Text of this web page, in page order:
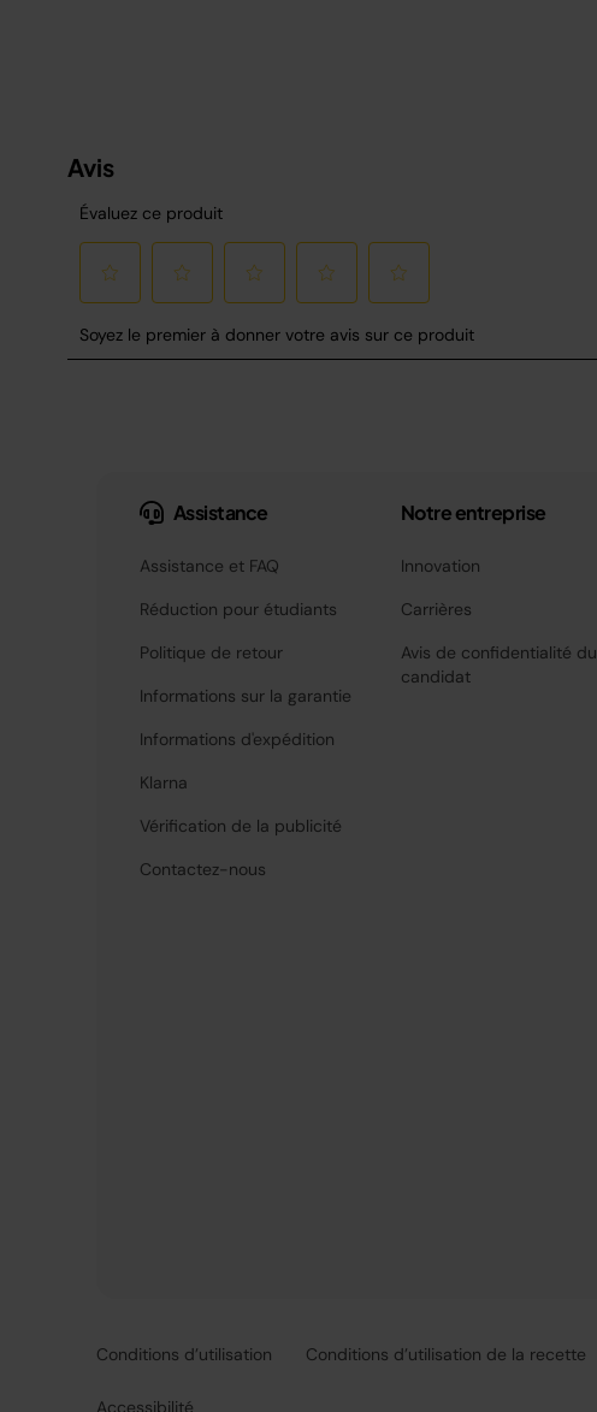
Assistance
Assistance et FAQ
Réduction pour étudiants
Politique de retour
Informations sur la garantie
Informations d'expédition
Klarna
Vérification de la publicité
Contactez-nous
Notre entreprise
Innovation
Carrières
Avis de confidentialité du
candidat
Conditions d’utilisation Conditions d’utilisation de la recette
Accessibilité